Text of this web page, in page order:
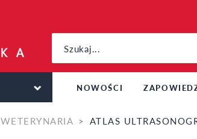
NOWOŚCI
WETERYNARIA ATLAS